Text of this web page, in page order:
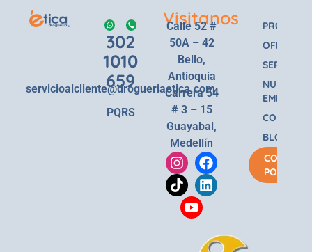
302
1010
659
servicioalcliente@drogueriaetica.com
PQRS
Visitanos
Calle 52 #
50A – 42
Bello,
Antioquia
Carrera 54
# 3 – 15
Guayabal,
Medellín
OFERTAS
SERVICIOS
NUESTRA
EMPRESA
BLOG
COMPRA
POR